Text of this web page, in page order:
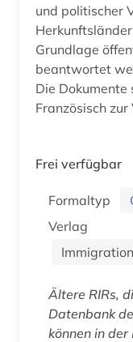
und politischer
Grundlage
beantwortet
Die Dokumente
Französisch zur
Frei verfügbar
Formaltyp
Verlag
Ältere RIRs,
Datenbank
können in